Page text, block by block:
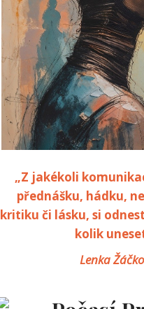
„Z jakékoli
přednášku, hádku,
kritiku či lásku, si
kolik
Lenka